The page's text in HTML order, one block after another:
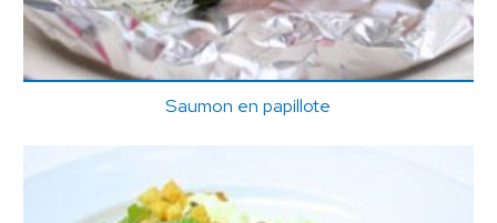
Saumon en papillote